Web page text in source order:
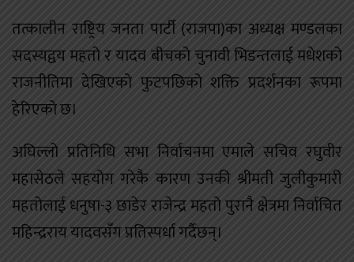
तत्कालीन राष्ट्रिय जनता पार्टी (राजपा)का अध्यक्ष मण्डलका
सदस्यद्वय महतो र यादव बीचको चुनावी भिडन्तलाई मधेशको
राजनीतिमा देखिएको फुटपछिको शक्ति प्रदर्शनका रूपमा
हेरिएको छ।
अघिल्लो प्रतिनिधि सभा निर्वाचनमा एमाले सचिव रघुवीर
महासेठले सहयोग गरेकै कारण उनकी श्रीमती जुलीकुमारी
महतोलाई धनुषा-३ छाडेर राजेन्द्र महतो पुरानै क्षेत्रमा निर्वाचित
महिन्द्रराय यादवसँग प्रतिस्पर्धा गर्दैछन्।